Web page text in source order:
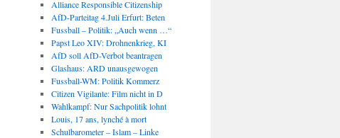
Alliance Responsible Citizenship
AfD-Parteitag 4.Juli Erfurt: Beten
Fussball – Politik: „Auch wenn …“
Papst Leo XIV: Drohnenkrieg, KI
AfD soll AfD-Verbot beantragen
Glashaus: ARD unausgewogen
Fussball-WM: Politik Kommerz
Citizen Vigilante: Film nicht in D
Wahlkampf: Nur Sachpolitik lohnt
Louis, 17 ans, lynché à mort
Schulbarometer – Islam – Linke